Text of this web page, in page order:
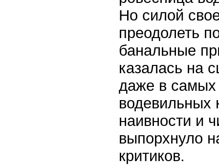
Но силой
преодолеть
банальные
казалась на
даже в
водевильных
наивности и
выпорхнуло
критиков.